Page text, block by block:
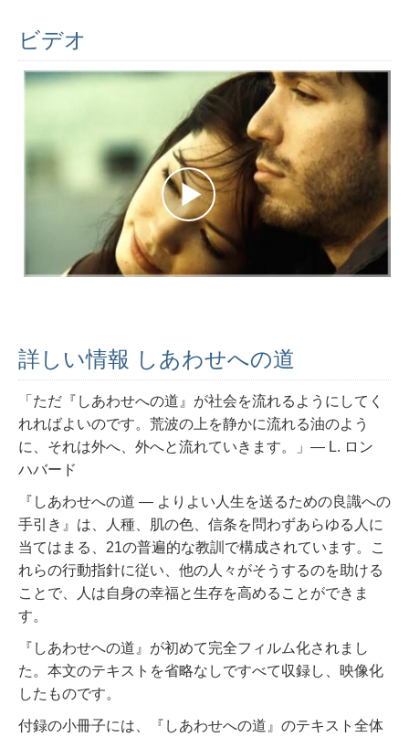
ビデオ
詳しい情報 しあわせへの道
「ただ『しあわせへの道』が社会を流れるようにしてく
れればよいのです。 荒波の上を静かに流れる油のよう
に、それは外へ、外へと流れていきます。」 ― L. ロン
ハバード
『しあわせへの道 ― よりよい人生を送るための良識への
手引き』は、人種、肌の色、信条を問わずあらゆる人に
当てはまる、21の普遍的な教訓で構成されています。こ
れらの行動指針に従い、他の人々がそうするのを助ける
ことで、人は自身の幸福と生存を高めることができま
す。
『しあわせへの道』が初めて完全フィルム化されまし
た。本文のテキストを省略なしですべて収録し、映像化
したものです。
付録の小冊子には、『しあわせへの道』のテキスト全体